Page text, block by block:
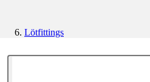
Lötfittings